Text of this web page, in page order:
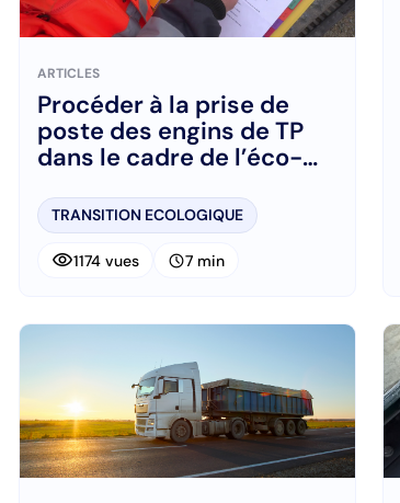
ARTICLES
Procéder à la prise de
poste des engins de TP
dans le cadre de l’éco-
TRANSITION ECOLOGIQUE
visibility1174 vues schedule7 min